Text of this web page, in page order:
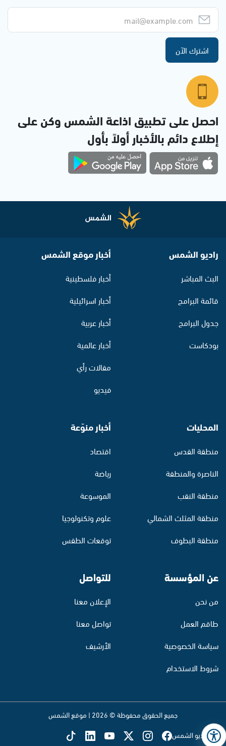
اشترك الآن
احصل على تطبيق اذاعة الشمس وكن على
إطلاع دائم بالأخبار أولاً بأول
راديو الشمس
البث المباشر
قائمة البرامج
جدول البرامج
بودكاست
أخبار موقع الشمس
أخبار فلسطينية
أخبار اسرائيلية
أخبار عربية
أخبار عالمية
مقالات رأي
فيديو
المحليات
منطقة القدس
الناصرة والمنطقة
منطقة النقب
منطقة المثلث الشمالي
منطقة البطوف
أخبار منوّعة
اقتصاد
رياضة
الموسوعة
علوم وتكنولوجيا
توقعات الطقس
عن المؤسسة
من نحن
طاقم العمل
سياسة الخصوصية
شروط الاستخدام
للتواصل
الإعلان معنا
تواصل معنا
الأرشيف
جميع الحقوق محفوظة © 2026 | موقع الشمس
تابع راديو الشمس